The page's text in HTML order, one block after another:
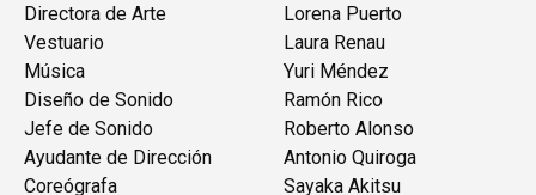
Directora de Arte
Lorena Puerto
Vestuario
Laura Renau
Música
Yuri Méndez
Diseño de Sonido
Ramón Rico
Jefe de Sonido
Roberto Alonso
Ayudante de Dirección
Antonio Quiroga
Coreógrafa
Sayaka Akitsu